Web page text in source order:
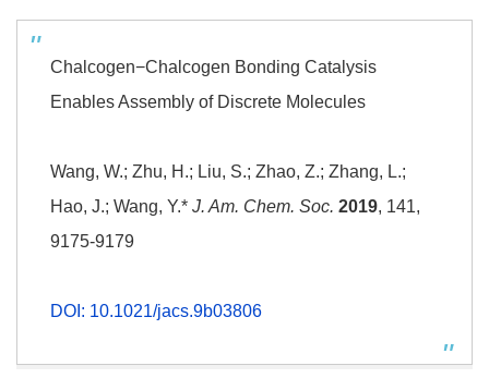
Chalcogen−Chalcogen Bonding Catalysis
Enables Assembly of Discrete Molecules
Wang, W.; Zhu, H.; Liu, S.; Zhao, Z.; Zhang, L.;
Hao, J.; Wang, Y.* J. Am. Chem. Soc. 2019, 141,
9175-9179
DOI: 10.1021/jacs.9b03806